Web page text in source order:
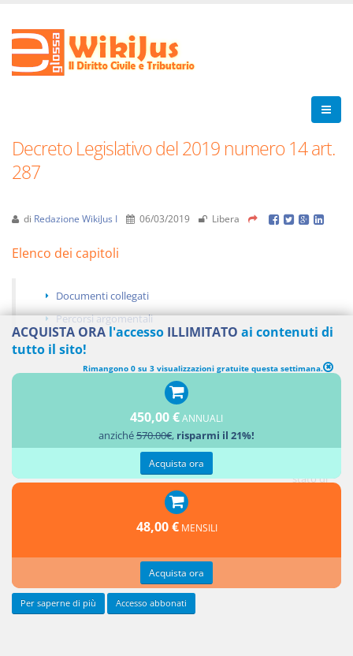
Decreto Legislativo del 2019 numero 14 art.
287
di Redazione WikiJus I 06/03/2019 Libera
Elenco dei capitoli
Documenti collegati
Percorsi argomentali
CAPO II Procedura unitaria di liquidazione giudiziale
(LIQUIDAZIONE GIUDIZIALE DI GRUPPO)
stato di
ACQUISTA ORA l'accesso ILLIMITATO ai contenuti di
tutto il sito!
Rimangono 0 su 3 visualizzazioni gratuite questa settimana.
450,00 €ANNUALI
anziché570.00€, risparmi il 21%!
Acquista ora
48,00 € MENSILI
Acquista ora
Per saperne di più Accesso abbonati